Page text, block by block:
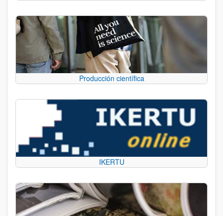
Producción científica
IKERTU